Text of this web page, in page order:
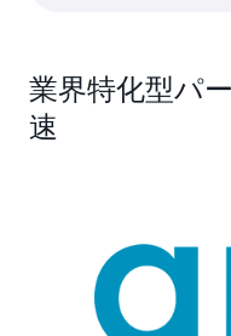
業界特化型パ
速